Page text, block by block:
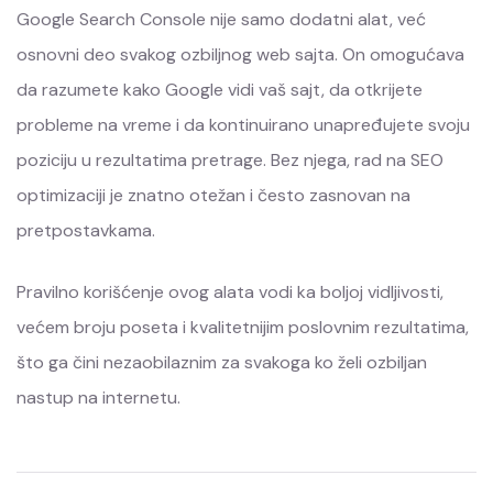
Google Search Console nije samo dodatni alat, već
osnovni deo svakog ozbiljnog web sajta. On omogućava
da razumete kako Google vidi vaš sajt, da otkrijete
probleme na vreme i da kontinuirano unapređujete svoju
poziciju u rezultatima pretrage. Bez njega, rad na SEO
optimizaciji je znatno otežan i često zasnovan na
pretpostavkama.
Pravilno korišćenje ovog alata vodi ka boljoj vidljivosti,
većem broju poseta i kvalitetnijim poslovnim rezultatima,
što ga čini nezaobilaznim za svakoga ko želi ozbiljan
nastup na internetu.